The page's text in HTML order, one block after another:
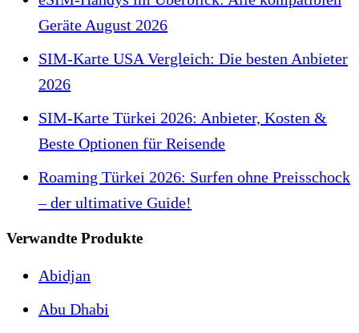
Geräte August 2026
SIM-Karte USA Vergleich: Die besten Anbieter
2026
SIM-Karte Türkei 2026: Anbieter, Kosten &
Beste Optionen für Reisende
Roaming Türkei 2026: Surfen ohne Preisschock
– der ultimative Guide!
Verwandte Produkte
Abidjan
Abu Dhabi